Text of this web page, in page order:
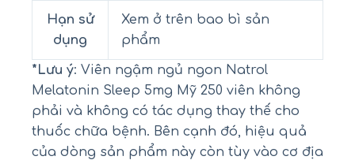
Hạn sử
dụng
Xem ở trên bao bì sản
phẩm
*Lưu ý: Viên ngậm ngủ ngon Natrol
Melatonin Sleep 5mg Mỹ 250 viên không
phải và không có tác dụng thay thế cho
thuốc chữa bệnh. Bên cạnh đó, hiệu quả
của dòng sản phẩm này còn tùy vào cơ địa